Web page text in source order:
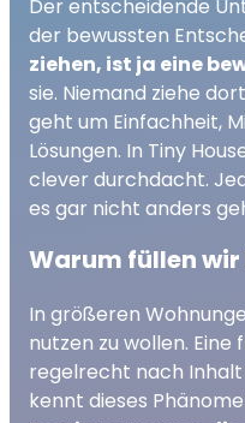
Der entscheidende
der bewussten
ziehen, ist ja eine
sie. Niemand ziehe
geht um Einfachheit,
Lösungen. In Tiny
clever durchdacht.
es gar nicht anders
Warum füllen
In größeren
nutzen zu wollen.
regelrecht nach Inhalt
kennt dieses